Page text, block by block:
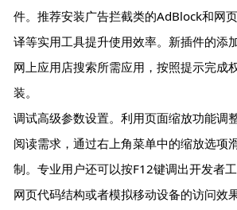
件。推荐安装广告拦截类的AdBlock和网
译等实用工具提升使用效率。新插件的添
网上应用店搜索所需应用，按照提示完成
装。
调试高级参数设置。利用页面缩放功能调
阅读需求，通过右上角菜单中的缩放选项
制。专业用户还可以按F12键调出开发者
网页代码结构或者模拟移动设备的访问效